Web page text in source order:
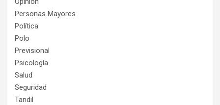
Personas Mayores
Política
Polo
Previsional
Psicología
Salud
Seguridad
Tandil